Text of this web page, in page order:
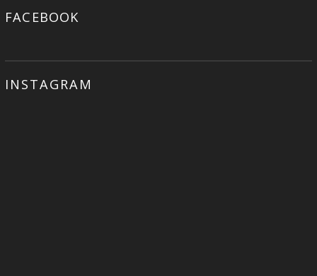
FACEBOOK
INSTAGRAM